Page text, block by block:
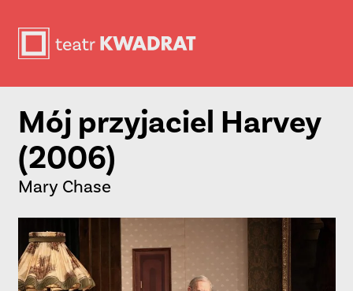
Mój przyjaciel Harvey
(2006)
Mary Chase